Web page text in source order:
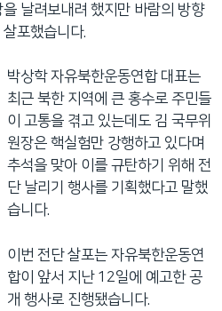
날려보내려 했지만 바람의 방향
포했습니다.
박상학 자유북한운동연합 대표는
최근 북한 지역에 큰 홍수로 주민들
이 고통을 겪고 있는데도 김 국무위
원장은 핵실험만 강행하고 있다며
추석을 맞아 이를 규탄하기 위해 전
단 날리기 행사를 기획했다고 말했
습니다.
이번 전단 살포는 자유북한운동연
합이 앞서 지난 12일에 예고한 공
개 행사로 진행됐습니다.